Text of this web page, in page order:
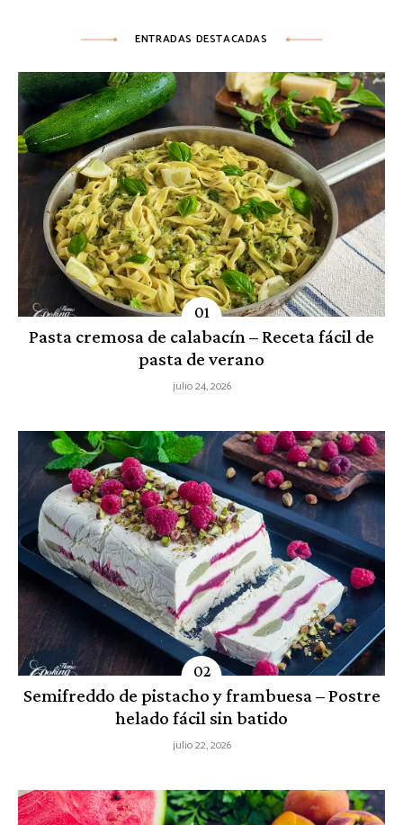
ENTRADAS DESTACADAS
Pasta cremosa de calabacín – Receta fácil de
pasta de verano
julio 24, 2026
Semifreddo de pistacho y frambuesa – Postre
helado fácil sin batido
julio 22, 2026